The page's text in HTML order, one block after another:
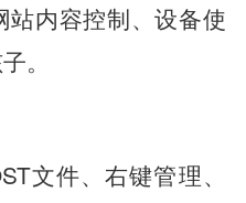
内容控制、设备使
。
文件、右键管理、